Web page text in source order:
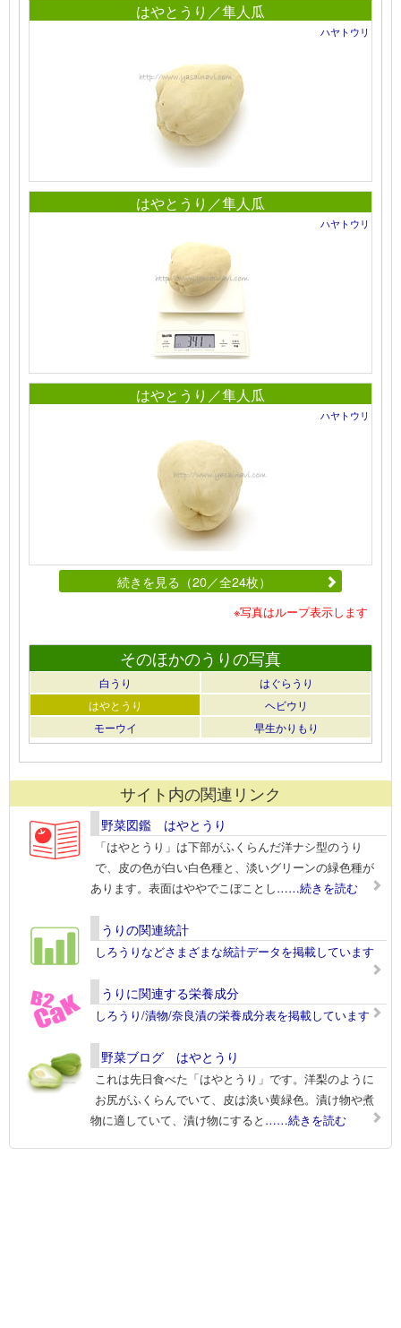
はやとうり／隼人瓜
ハヤトウリ
はやとうり／隼人瓜
ハヤトウリ
はやとうり／隼人瓜
ハヤトウリ
続きを見る（20／全24枚）
※写真はループ表示します
そのほかのうりの写真
白うり
はぐらうり
はやとうり
ヘビウリ
モーウイ
早生かりもり
サイト内の関連リンク
野菜図鑑 はやとうり
「はやとうり」は下部がふくらんだ洋ナシ型のうり
で、皮の色が白い白色種と、淡いグリーンの緑色種が
あります。表面はややでこぼことし……続きを読む
うりの関連統計
しろうりなどさまざまな統計データを掲載しています
うりに関連する栄養成分
しろうり/漬物/奈良漬の栄養成分表を掲載しています
野菜ブログ はやとうり
これは先日食べた「はやとうり」です。洋梨のように
お尻がふくらんでいて、皮は淡い黄緑色。漬け物や煮
物に適していて、漬け物にすると ……続きを読む